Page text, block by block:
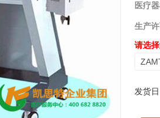
医疗
生产
请选
发货